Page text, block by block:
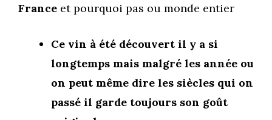
France et pourquoi pas ou monde entier
Ce vin à été découvert il y a si
longtemps mais malgré les année ou
on peut même dire les siècles qui on
passé il garde toujours son goût